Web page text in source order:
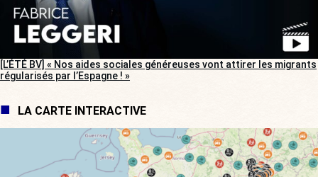
[L’ÉTÉ BV] « Nos aides sociales généreuses vont attirer les migrants
régularisés par l’Espagne ! »
LA CARTE INTERACTIVE